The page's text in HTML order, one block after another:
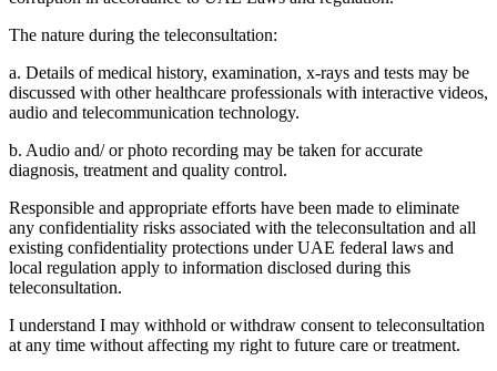
The nature during the teleconsultation:
a. Details of medical history, examination, x-rays and tests may be
discussed with other healthcare professionals with interactive videos,
audio and telecommunication technology.
b. Audio and/ or photo recording may be taken for accurate
diagnosis, treatment and quality control.
Responsible and appropriate efforts have been made to eliminate
any confidentiality risks associated with the teleconsultation and all
existing confidentiality protections under UAE federal laws and
local regulation apply to information disclosed during this
teleconsultation.
I understand I may withhold or withdraw consent to teleconsultation
at any time without affecting my right to future care or treatment.